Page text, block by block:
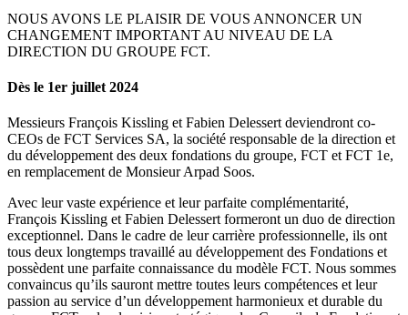
NOUS AVONS LE PLAISIR DE VOUS ANNONCER UN
CHANGEMENT IMPORTANT AU NIVEAU DE LA
DIRECTION DU GROUPE FCT.
Dès le 1er juillet 2024
Messieurs François Kissling et Fabien Delessert deviendront co-
CEOs de FCT Services SA, la société responsable de la direction et
du développement des deux fondations du groupe, FCT et FCT 1e,
en remplacement de Monsieur Arpad Soos.
Avec leur vaste expérience et leur parfaite complémentarité,
François Kissling et Fabien Delessert formeront un duo de direction
exceptionnel. Dans le cadre de leur carrière professionnelle, ils ont
tous deux longtemps travaillé au développement des Fondations et
possèdent une parfaite connaissance du modèle FCT. Nous sommes
convaincus qu’ils sauront mettre toutes leurs compétences et leur
passion au service d’un développement harmonieux et durable du